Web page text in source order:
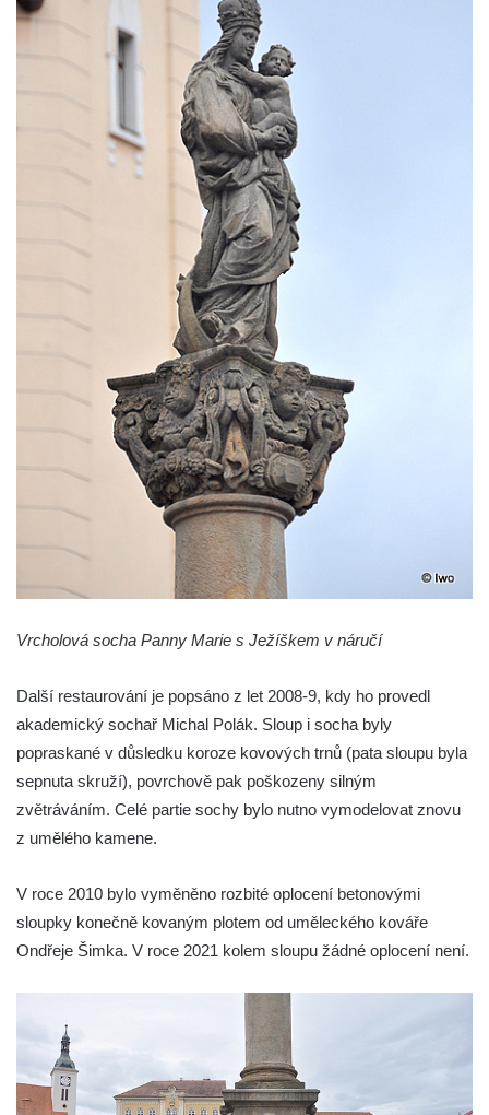
Sloup Panny Marie Bolestné v Chodové
Sloup Panny Marie s Ježíškem v Údlicích
Sloup Nejsvětější Trojice v Údlicích
Sloup se sochou svatého Josefa s
Sloup Panny Marie v Chodově
Sloup Panny Marie v Hořicích
Sloup Nejsvětější Trojice ve Vejprtech
Sloup Nejsvětější Trojice v Teplé
Sloup Panny Marie v Bečově nad Teplou
Sloup se sochou svatého Petra v Mnichově
Sloup Panny Marie v Práchni
Sloup svatého kříže v Třebušíně
Sloup Nejsvětější Trojice v Litvínově
Sloup svatého Antonína Paduánského v
Rokycanech
Sloup se sochou Piety v Jirkově
Torzo sloupu neznámého určení v Klášterci
Sloup Panny Marie v Libochovicích
Sloup Panny Marie v Litoměřicích
Sloup Nejsvětější Trojice v Jáchymově
Sloup Nejsvětější Trojice ve Valči
Sloup svatého Jana Nepomuckého v Horní
Sloup Panny Marie Polické v Horní Polici
Sloup Panny Marie v Horní Polici
Vrcholová socha Panny Marie s Ježíškem v náručí
Další restaurování je popsáno z let 2008-9, kdy ho provedl
akademický sochař Michal Polák. Sloup i socha byly
popraskané v důsledku koroze kovových trnů (pata sloupu byla
sepnuta skruží), povrchově pak poškozeny silným
zvětráváním. Celé partie sochy bylo nutno vymodelovat znovu
z umělého kamene.
V roce 2010 bylo vyměněno rozbité oplocení betonovými
sloupky konečně kovaným plotem od uměleckého kováře
Ondřeje Šimka. V roce 2021 kolem sloupu žádné oplocení není.